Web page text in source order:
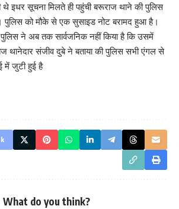
इधर सूचना मिलते ही पहुंची बरूराज थाने की पुलिस
पुलिस को मौके से एक सुसाइड नोट बरामद हुआ है।
ने अब तक सार्वजनिक नहीं किया है कि उसमें
थानेदार संजीव दुबे ने बताया की पुलिस सभी एंगल से
में जुटी हुई है
What do you think?